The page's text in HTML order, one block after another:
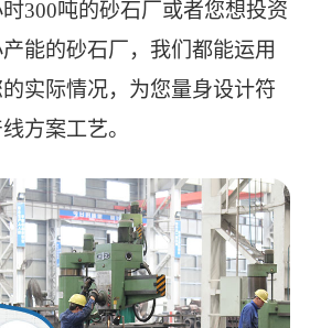
300吨的砂石厂或者您想投资
能的砂石厂，我们都能运用
实际情况，为您量身设计符
方案工艺。